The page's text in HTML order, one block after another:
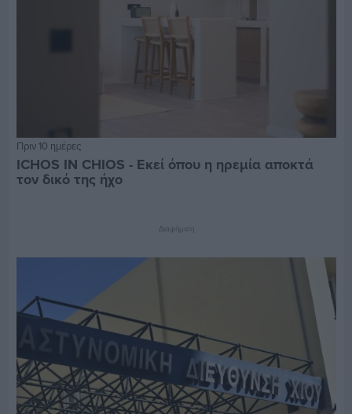
Πριν 10 ημέρες
ICHOS IN CHIOS - Εκεί όπου η ηρεμία αποκτά
τον δικό της ήχο
Διαφήμιση